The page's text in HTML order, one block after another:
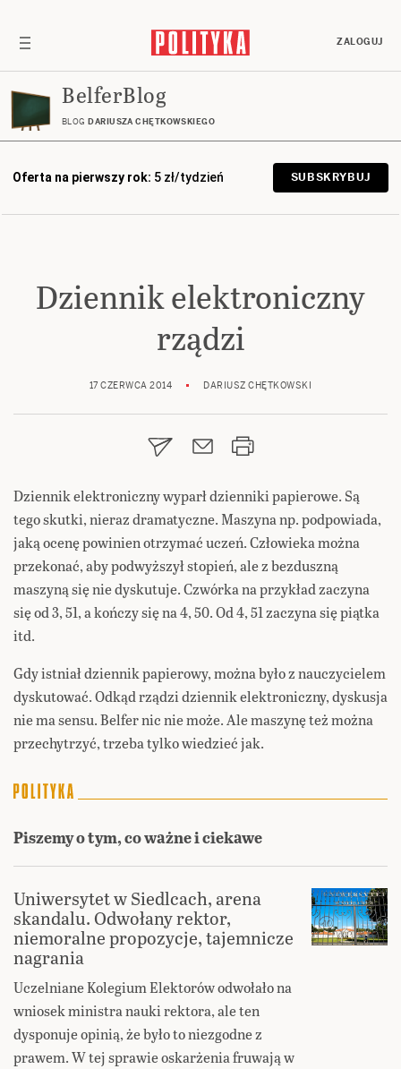
ZALOGUJ
BelferBlog
BLOG DARIUSZA CHĘTKOWSKIEGO
Oferta na pierwszy rok: 5 zł/tydzień SUBSKRYBUJ
Dziennik elektroniczny
rządzi
17 CZERWCA 2014 DARIUSZ CHĘTKOWSKI
Dziennik elektroniczny wyparł dzienniki papierowe. Są
tego skutki, nieraz dramatyczne. Maszyna np. podpowiada,
jaką ocenę powinien otrzymać uczeń. Człowieka można
przekonać, aby podwyższył stopień, ale z bezduszną
maszyną się nie dyskutuje. Czwórka na przykład zaczyna
się od 3, 51, a kończy się na 4, 50. Od 4, 51 zaczyna się piątka
itd.
Gdy istniał dziennik papierowy, można było z nauczycielem
dyskutować. Odkąd rządzi dziennik elektroniczny, dyskusja
nie ma sensu. Belfer nic nie może. Ale maszynę też można
przechytrzyć, trzeba tylko wiedzieć jak.
Piszemy o tym, co ważne i ciekawe
Uniwersytet w Siedlcach, arena
skandalu. Odwołany rektor,
niemoralne propozycje, tajemnicze
nagrania
Uczelniane Kolegium Elektorów odwołało na
wniosek ministra nauki rektora, ale ten
dysponuje opinią, że było to niezgodne z
prawem. W tej sprawie oskarżenia fruwają w